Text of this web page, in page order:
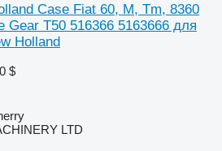
Case Fiat 60, M, Tm, 8360
Gear T50 516366 5163666 для
Holland
$
LTD